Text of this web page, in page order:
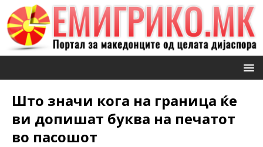
Што значи кога на граница ќе
ви допишат буква на печатот
во пасошот